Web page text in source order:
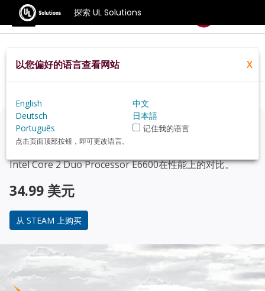
探索 UL Solutions
基准测试
Home Zh Hans Hardware
Intel+Core+2+Duo+Processor+E6600
Review
正在考虑升级？
Intel Core 2 Duo Processor E6600在性能上的对比。
34.99 美元
从 STEAM 上购买
以您偏好的语言查看网站 X
English
中文
Deutsch
日本語
Português
记住我的语言
点击页面顶部按钮，即可更改语言。